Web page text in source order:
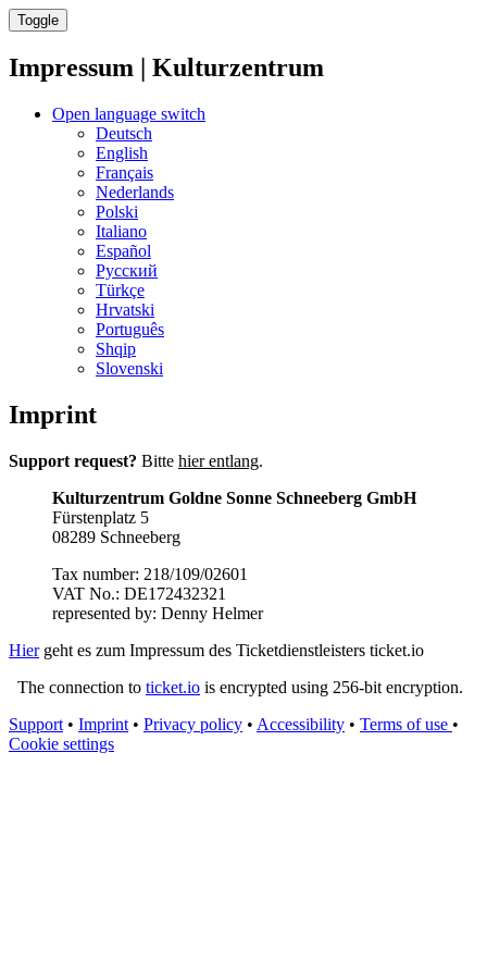
Toggle
Impressum | Kulturzentrum
Open language switch
Deutsch
English
Français
Nederlands
Polski
Italiano
Español
Русский
Türkçe
Hrvatski
Português
Shqip
Slovenski
Imprint
Support request? Bitte hier entlang.
Kulturzentrum Goldne Sonne Schneeberg GmbH
Fürstenplatz 5
08289 Schneeberg
Tax number: 218/109/02601
VAT No.: DE172432321
represented by: Denny Helmer
Hiergeht es zum Impressum des Ticketdienstleisters ticket.io
The connection to ticket.io is encrypted using 256-bit encryption.
Support • Imprint • Privacy policy • Accessibility • Terms of use •
Cookie settings